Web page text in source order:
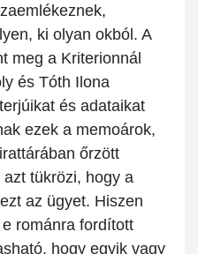
ki olyan okból. A
meg a Kriterionnál
és Tóth Ilona
és adataikat
ezek a memoárok,
őrzött
tükrözi, hogy a
az ügyet. Hiszen
románra fordított
hogy egyik vagy